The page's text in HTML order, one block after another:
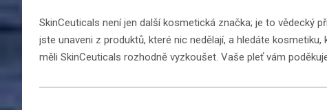
SkinCeuticals není jen další kosmetická značka; je to vědecký
jste unaveni z produktů, které nic nedělají, a hledáte
měli SkinCeuticals rozhodně vyzkoušet. Vaše pleť vám